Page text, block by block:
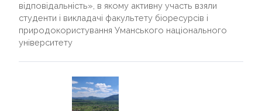
відповідальність», в якому активну участь взяли
студенти і викладачі факультету біоресурсів і
природокористування Уманського національного
університету